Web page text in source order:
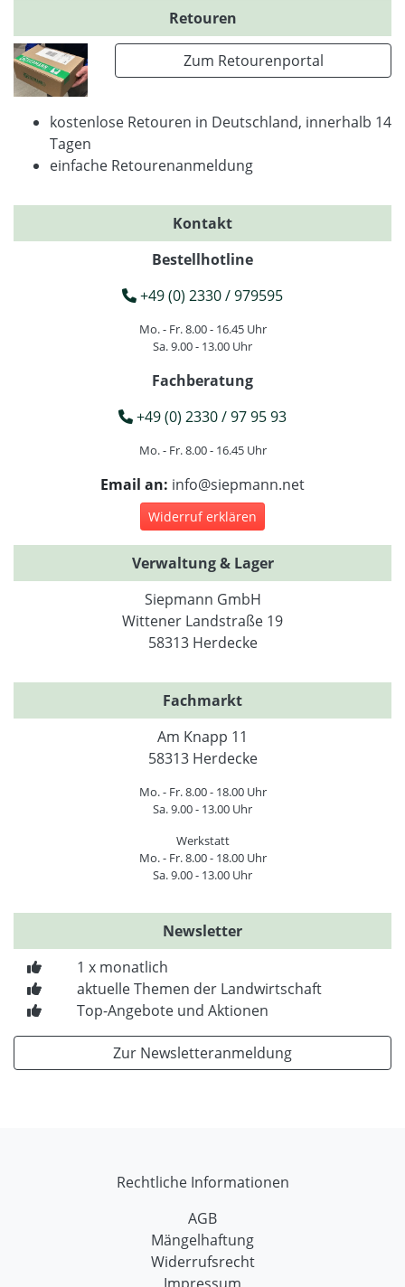
Retouren
Zum Retourenportal
kostenlose Retouren in Deutschland, innerhalb 14
Tagen
einfache Retourenanmeldung
Kontakt
Bestellhotline
+49 (0) 2330 / 979595
Mo. - Fr. 8.00 - 16.45 Uhr
Sa. 9.00 - 13.00 Uhr
Fachberatung
+49 (0) 2330 / 97 95 93
Mo. - Fr. 8.00 - 16.45 Uhr
Email an: info@siepmann.net
Widerruf erklären
Verwaltung & Lager
Siepmann GmbH
Wittener Landstraße 19
58313 Herdecke
Fachmarkt
Am Knapp 11
58313 Herdecke
Mo. - Fr. 8.00 - 18.00 Uhr
Sa. 9.00 - 13.00 Uhr
Werkstatt
Mo. - Fr. 8.00 - 18.00 Uhr
Sa. 9.00 - 13.00 Uhr
Newsletter
1 x monatlich
aktuelle Themen der Landwirtschaft
Top-Angebote und Aktionen
Zur Newsletteranmeldung
Rechtliche Informationen
AGB
Mängelhaftung
Widerrufsrecht